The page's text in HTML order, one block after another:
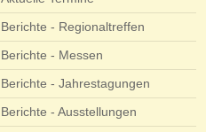
Berichte - Regionaltreffen
Berichte - Messen
Berichte - Jahrestagungen
Berichte - Ausstellungen